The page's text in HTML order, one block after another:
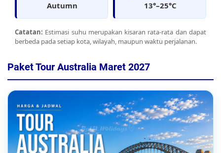
Autumn
13°–25°C
Catatan: Estimasi suhu merupakan kisaran rata-rata dan dapat
berbeda pada setiap kota, wilayah, maupun waktu perjalanan.
Paket Tour Australia Maret 2027